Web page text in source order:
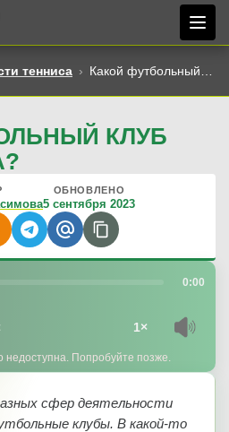
тенниса Какой футбольный клуб купил Баста?
КЛУБ
ОБНОВЛЕНО
5 сентября 2023
0:00
1×
недоступна. Попробуйте позже.
сфер деятельности
клубы. В какой-то